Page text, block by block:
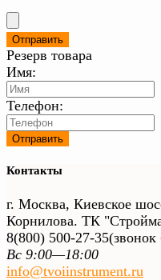
Резерв товара
Имя:
Телефон:
Контакты
г. Москва, Киевское
Корнилова. ТК
8(800) 500-27-35(звонок
Вс 9:00—18:00
info@tvoiinstrument.ru